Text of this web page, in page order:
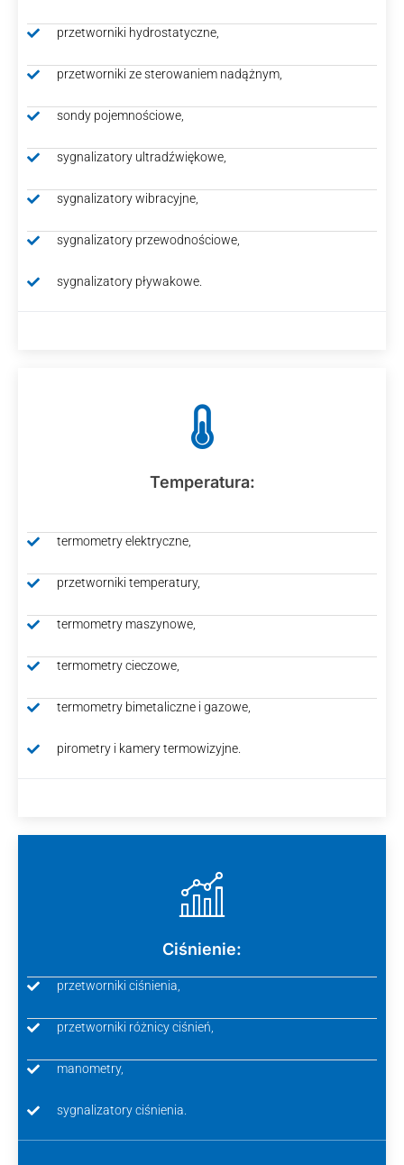
przetworniki hydrostatyczne,
przetworniki ze sterowaniem nadążnym,
sondy pojemnościowe,
sygnalizatory ultradźwiękowe,
sygnalizatory wibracyjne,
sygnalizatory przewodnościowe,
sygnalizatory pływakowe.
Temperatura:
termometry elektryczne,
przetworniki temperatury,
termometry maszynowe,
termometry cieczowe,
termometry bimetaliczne i gazowe,
pirometry i kamery termowizyjne.
Ciśnienie:
przetworniki ciśnienia,
przetworniki różnicy ciśnień,
manometry,
sygnalizatory ciśnienia.